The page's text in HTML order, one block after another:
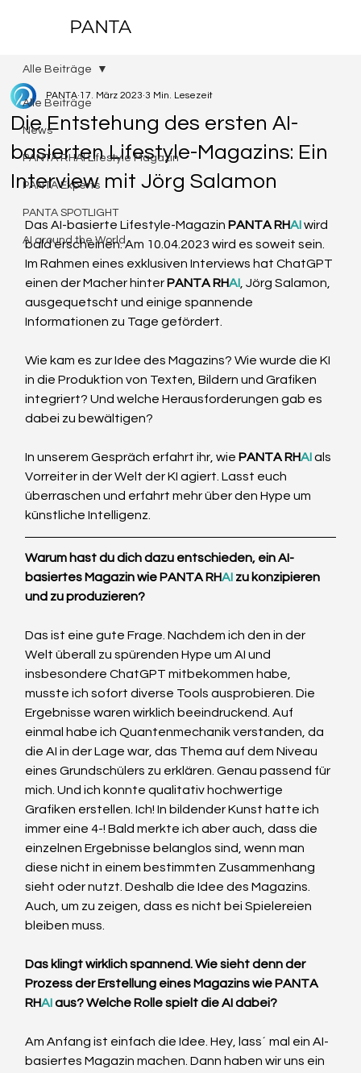
PANTA
Alle Beiträge
News
PANTA RHAI Lifestyle Magazin
PANTA Experts
PANTA SPOTLIGHT
AI around the World
Alle Beiträge
Die Entstehung des ersten AI-
basierten Lifestyle-Magazins: Ein
Interview mit Jörg Salamon
PANTA 17. März 2023 3 Min. Lesezeit
Das AI-basierte Lifestyle-Magazin PANTA RHAI wird
bald erscheinen. Am 10.04.2023 wird es soweit sein.
Im Rahmen eines exklusiven Interviews hat ChatGPT
einen der Macher hinter PANTA RHAI , Jörg Salamon,
ausgequetscht und einige spannende
Informationen zu Tage gefördert.
Wie kam es zur Idee des Magazins? Wie wurde die KI
in die Produktion von Texten, Bildern und Grafiken
integriert? Und welche Herausforderungen gab es
dabei zu bewältigen?
In unserem Gespräch erfahrt ihr, wie PANTA RHAI als
Vorreiter in der Welt der KI agiert. Lasst euch
überraschen und erfahrt mehr über den Hype um
künstliche Intelligenz.
Warum hast du dich dazu entschieden, ein AI-
basiertes Magazin wie PANTA RHAI zu konzipieren
und zu produzieren?
Das ist eine gute Frage. Nachdem ich den in der
Welt überall zu spürenden Hype um AI und
insbesondere ChatGPT mitbekommen habe,
musste ich sofort diverse Tools ausprobieren. Die
Ergebnisse waren wirklich beeindruckend. Auf
einmal habe ich Quantenmechanik verstanden, da
die AI in der Lage war, das Thema auf dem Niveau
eines Grundschülers zu erklären. Genau passend für
mich. Und ich konnte qualitativ hochwertige
Grafiken erstellen. Ich! In bildender Kunst hatte ich
immer eine 4-! Bald merkte ich aber auch, dass die
einzelnen Ergebnisse belanglos sind, wenn man
diese nicht in einem bestimmten Zusammenhang
sieht oder nutzt. Deshalb die Idee des Magazins.
Auch, um zu zeigen, dass es nicht bei Spielereien
bleiben muss.
Das klingt wirklich spannend. Wie sieht denn der
Prozess der Erstellung eines Magazins wie PANTA
RHAI aus? Welche Rolle spielt die AI dabei?
Am Anfang ist einfach die Idee. Hey, lass´ mal ein AI-
basiertes Magazin machen. Dann haben wir uns ein